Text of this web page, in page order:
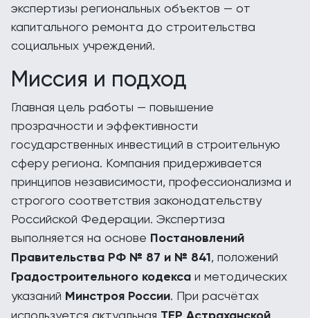
экспертизы региональных объектов — от
капитального ремонта до строительства
социальных учреждений.
Миссия и подход
Главная цель работы — повышение
прозрачности и эффективности
государственных инвестиций в строительную
сферу региона. Компания придерживается
принципов независимости, профессионализма и
строгого соответствия законодательству
Российской Федерации. Экспертиза
выполняется на основе Постановлений
Правительства РФ № 87 и № 841, положений
Градостроительного кодекса и методических
указаний Минстроя России. При расчётах
используется актуальная